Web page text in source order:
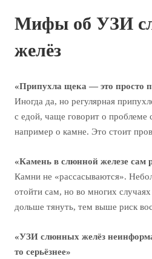
Мифы об УЗИ
желёз
«Припухла щека — это просто
Иногда да, но регулярная
с едой, чаще говорит о проблеме
например о камне. Это стоит
«Камень в слюнной железе сам
Камни не «рассасываются».
отойти сам, но во многих
дольше тянуть, тем выше риск
«УЗИ слюнных желёз
то серьёзнее»